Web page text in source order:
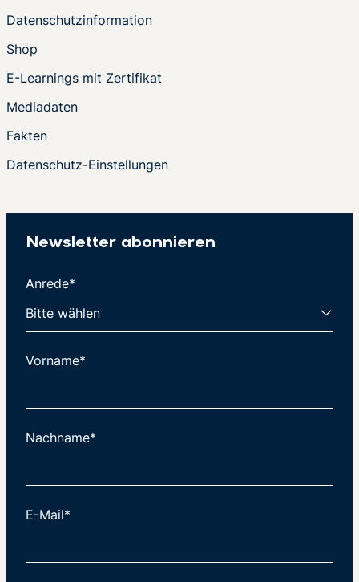
Datenschutzinformation
Shop
E-Learnings mit Zertifikat
Mediadaten
Fakten
Datenschutz-Einstellungen
Newsletter abonnieren
Anrede*
Vorname*
Nachname*
E-Mail*